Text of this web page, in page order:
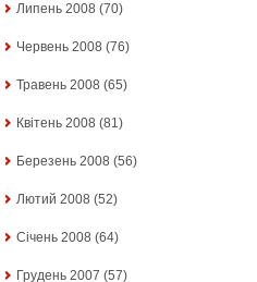
Липень 2008 (70)
Червень 2008 (76)
Травень 2008 (65)
Квітень 2008 (81)
Березень 2008 (56)
Лютий 2008 (52)
Січень 2008 (64)
Грудень 2007 (57)